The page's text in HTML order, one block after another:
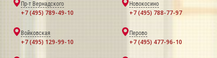
Пр-т Вернадского
+7 (495) 789-49-10
Новокосино
+7 (495) 788-77-97
Войковская
+7 (495) 129-99-10
Перово
+7 (495) 477-96-10